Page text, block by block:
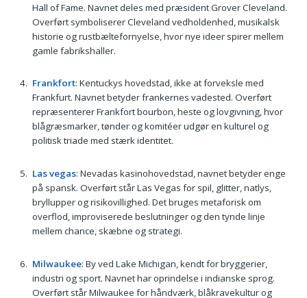
Hall of Fame. Navnet deles med præsident Grover Cleveland.
Overført symboliserer Cleveland vedholdenhed, musikalsk
historie og rustbæltefornyelse, hvor nye ideer spirer mellem
gamle fabrikshaller.
Frankfort: Kentuckys hovedstad, ikke at forveksle med
Frankfurt. Navnet betyder frankernes vadested. Overført
repræsenterer Frankfort bourbon, heste og lovgivning, hvor
blågræsmarker, tønder og komitéer udgør en kulturel og
politisk triade med stærk identitet.
Las vegas: Nevadas kasinohovedstad, navnet betyder enge
på spansk. Overført står Las Vegas for spil, glitter, natlys,
bryllupper og risikovillighed. Det bruges metaforisk om
overflod, improviserede beslutninger og den tynde linje
mellem chance, skæbne og strategi.
Milwaukee: By ved Lake Michigan, kendt for bryggerier,
industri og sport. Navnet har oprindelse i indianske sprog.
Overført står Milwaukee for håndværk, blåkravekultur og